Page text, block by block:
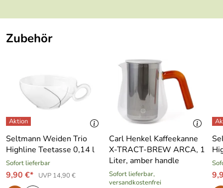
hohe Kantenschlagfestigkeit
be green: Umwelt-Qualitäts-
Zubehör
Seltmann Weiden Trio
Highline Teetasse 0,14 l
Sofort lieferbar
9,90 €* UVP 14,90 €
Carl Henkel Kaffeekanne
X-TRACT-BREW ARCA, 1
Liter, amber handle
Sofort lieferbar,
versandkostenfrei